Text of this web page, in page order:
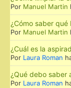
Por Manuel Martin
¿Cómo saber qué
Por Manuel Martin
¿Cuál es la
Por Laura Roman
¿Qué debo saber
Por Laura Roman